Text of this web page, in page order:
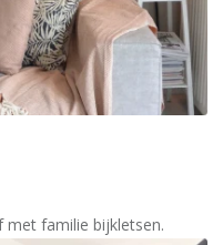
met familie bijkletsen.